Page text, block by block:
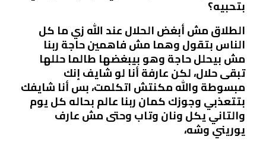
بتحبيه؟
الطلاق مش أبغض الحلال عند اللّٰه زي ما كل
الناس بتقول وهما مش فاهمين حاجة ربنا
مش بيحلل حاجة وهو بيبغضها طالما حللها
تبقى حلال، لكن عارفة أنا لو شايف إنك
مبسوطة واللّٰه مكنتش اتكلمت، بس أنا شايفك
بتتعذبي وجوزك كمان ربنا عالم بحاله كل يوم
والتاني يكل ونان وتاب وحتى مش عارف
يوريني وشه،